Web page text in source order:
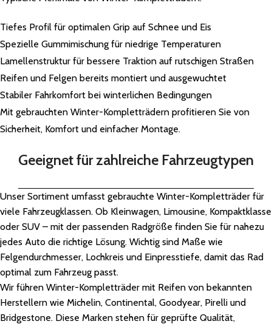
Tiefes Profil für optimalen Grip auf Schnee und Eis
Spezielle Gummimischung für niedrige Temperaturen
Lamellenstruktur für bessere Traktion auf rutschigen Straßen
Reifen und Felgen bereits montiert und ausgewuchtet
Stabiler Fahrkomfort bei winterlichen Bedingungen
Mit gebrauchten Winter-Kompletträdern profitieren Sie von
Sicherheit, Komfort und einfacher Montage.
Geeignet für zahlreiche Fahrzeugtypen
Unser Sortiment umfasst gebrauchte Winter-Kompletträder für
viele Fahrzeugklassen. Ob Kleinwagen, Limousine, Kompaktklasse
oder SUV – mit der passenden Radgröße finden Sie für nahezu
jedes Auto die richtige Lösung. Wichtig sind Maße wie
Felgendurchmesser, Lochkreis und Einpresstiefe, damit das Rad
optimal zum Fahrzeug passt.
Wir führen Winter-Kompletträder mit Reifen von bekannten
Herstellern wie Michelin, Continental, Goodyear, Pirelli und
Bridgestone. Diese Marken stehen für geprüfte Qualität,